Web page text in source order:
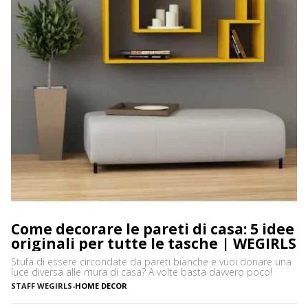
Come decorare le pareti di casa: 5 idee
originali per tutte le tasche | WEGIRLS
Stufa di essere circondate da pareti bianche e vuoi donare una
luce diversa alle mura di casa? A volte basta davvero poco!
STAFF WEGIRLS-HOME DECOR